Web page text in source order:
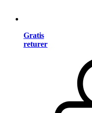
Gratis
returer